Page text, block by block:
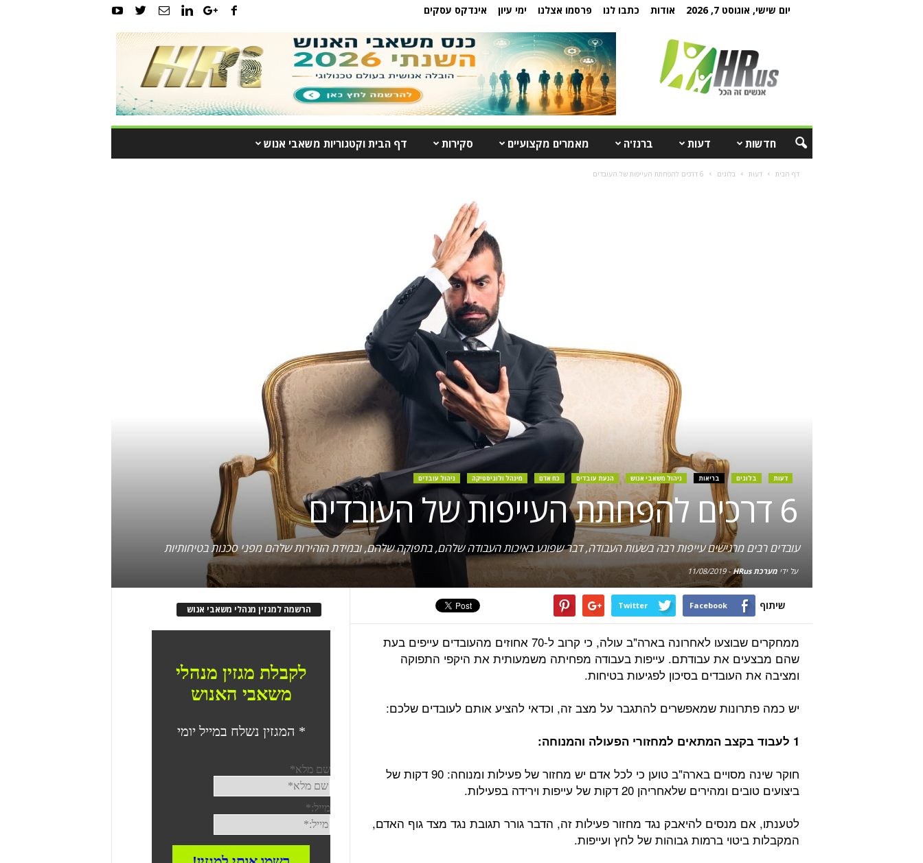
יום שישי, אוגוסט 7, 2026 אודות כתבו לנו פרסמו אצלנו ימי עיון אינדקס עסקים
חדשות דעות ברנז'ה מאמרים מקצועיים סקירות דף הבית וקטגוריות משאבי אנוש
דף הבית דעות בלוגים 6 דרכים להפחתת העייפות של העובדים
דעות בלוגים בריאות ניהול משאבי אנוש הנעת עובדים כח אדם מינהל ולוגיסטיקה ניהול עובדים
6 דרכים להפחתת העייפות של העובדים
עובדים רבים מרגישים עייפות רבה בשעות העבודה, דבר שפוגע באיכות העבודה שלהם, בתפוקה שלהם, ובמידת הזהירות שלהם מפני סכנות בטיחותיות
על ידימערכת HRus -
11/08/2019
שיתוף Facebook
Twitter
ממחקרים שבוצעו לאחרונה בארה"ב עולה, כי קרוב ל-70 אחוזים מהעובדים עייפים בעת
שהם מבצעים את עבודתם. עייפות בעבודה מפחיתה משמעותית את היקפי התפוקה
ומציבה את העובדים בסיכון לפגיעות בטיחות.
יש כמה פתרונות שמאפשרים להתגבר על מצב זה, וכדאי להציע אותם לעובדים שלכם:
1 לעבוד בקצב המתאים למחזורי הפעולה והמנוחה :
חוקר שינה מסויים בארה"ב טוען כי לכל אדם יש מחזור של פעילות ומנוחה: 90 דקות של
ביצועים טובים ומהירים שלאחריהן 20 דקות של עייפות וירידה בפעילות.
לטענתו, אם מנסים להיאבק נגד מחזור פעילות זה, הדבר גורר תגובת נגד מצד גוף האדם,
המקבלות ביטוי ברמות גבוהות של לחץ ועייפות.
הרשמה למגזין מנהלי משאבי אנוש